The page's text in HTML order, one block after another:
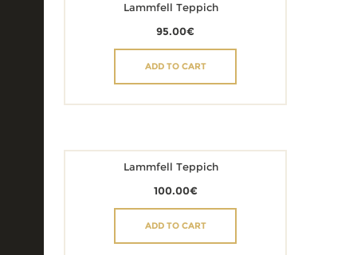
Lammfell Teppich
95.00€
ADD TO CART
Lammfell Teppich
100.00€
ADD TO CART